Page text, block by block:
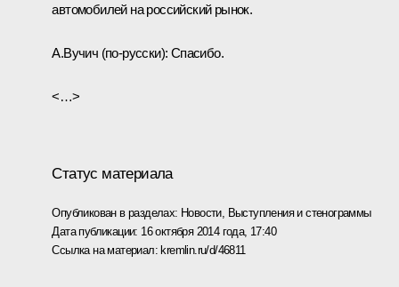
автомобилей на российский рынок.
А.Вучич (по‑русски): Спасибо.
<…>
Статус материала
Опубликован в разделах: Новости, Выступления и стенограммы
Дата публикации: 16 октября 2014 года, 17:40
Ссылка на материал: kremlin.ru/d/46811